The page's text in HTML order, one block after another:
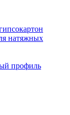
натяжных
профиль